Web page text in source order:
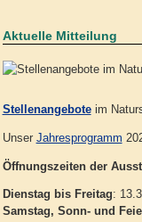
Aktuelle Mitteilung
Stellenangeboteim
Unser Jahresprogramm
Öffnungszeiten der
Dienstag bis Freitag:
Samstag, Sonn- und